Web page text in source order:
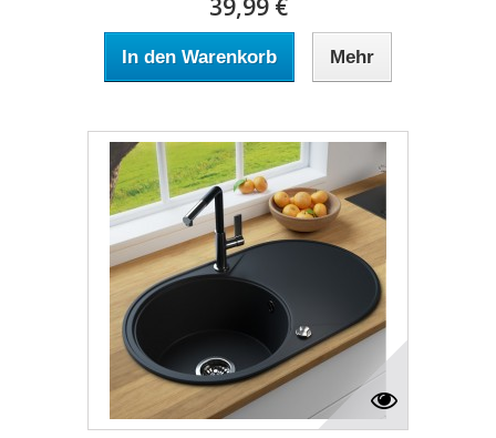
In den Warenkorb Mehr